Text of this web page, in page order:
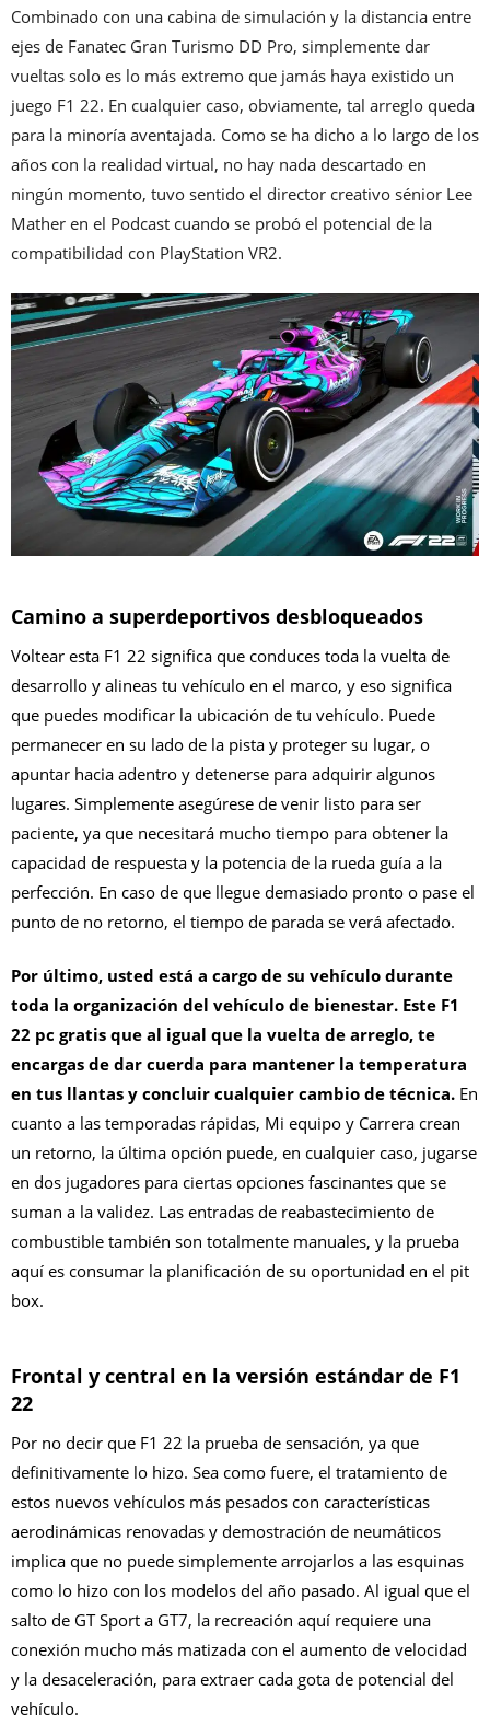
Combinado con una cabina de simulación y la distancia entre
ejes de Fanatec Gran Turismo DD Pro, simplemente dar
vueltas solo es lo más extremo que jamás haya existido un
juego F1 22. En cualquier caso, obviamente, tal arreglo queda
para la minoría aventajada. Como se ha dicho a lo largo de los
años con la realidad virtual, no hay nada descartado en
ningún momento, tuvo sentido el director creativo sénior Lee
Mather en el Podcast cuando se probó el potencial de la
compatibilidad con PlayStation VR2.
Camino a superdeportivos desbloqueados
Voltear esta F1 22 significa que conduces toda la vuelta de
desarrollo y alineas tu vehículo en el marco, y eso significa
que puedes modificar la ubicación de tu vehículo. Puede
permanecer en su lado de la pista y proteger su lugar, o
apuntar hacia adentro y detenerse para adquirir algunos
lugares. Simplemente asegúrese de venir listo para ser
paciente, ya que necesitará mucho tiempo para obtener la
capacidad de respuesta y la potencia de la rueda guía a la
perfección. En caso de que llegue demasiado pronto o pase el
punto de no retorno, el tiempo de parada se verá afectado.
Por último, usted está a cargo de su vehículo durante
toda la organización del vehículo de bienestar. Este F1
22 pc gratis que al igual que la vuelta de arreglo, te
encargas de dar cuerda para mantener la temperatura
en tus llantas y concluir cualquier cambio de técnica. En
cuanto a las temporadas rápidas, Mi equipo y Carrera crean
un retorno, la última opción puede, en cualquier caso, jugarse
en dos jugadores para ciertas opciones fascinantes que se
suman a la validez. Las entradas de reabastecimiento de
combustible también son totalmente manuales, y la prueba
aquí es consumar la planificación de su oportunidad en el pit
box.
Frontal y central en la versión estándar de F1
22
Por no decir que F1 22 la prueba de sensación, ya que
definitivamente lo hizo. Sea como fuere, el tratamiento de
estos nuevos vehículos más pesados ​​con características
aerodinámicas renovadas y demostración de neumáticos
implica que no puede simplemente arrojarlos a las esquinas
como lo hizo con los modelos del año pasado. Al igual que el
salto de GT Sport a GT7, la recreación aquí requiere una
conexión mucho más matizada con el aumento de velocidad
y la desaceleración, para extraer cada gota de potencial del
vehículo.